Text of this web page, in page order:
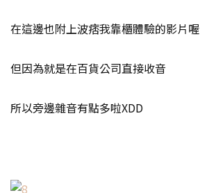
在這邊也附上波痞我靠櫃體驗的影片喔
但因為就是在百貨公司直接收音
所以旁邊雜音有點多啦XDD